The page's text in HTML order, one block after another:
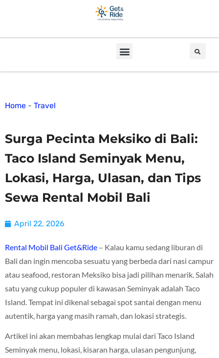
Home - Travel
Surga Pecinta Meksiko di Bali:
Taco Island Seminyak Menu,
Lokasi, Harga, Ulasan, dan Tips
Sewa Rental Mobil Bali
April 22, 2026
Rental Mobil Bali Get&Ride – Kalau kamu sedang liburan di
Bali dan ingin mencoba sesuatu yang berbeda dari nasi campur
atau seafood, restoran Meksiko bisa jadi pilihan menarik. Salah
satu yang cukup populer di kawasan Seminyak adalah Taco
Island. Tempat ini dikenal sebagai spot santai dengan menu
autentik, harga yang masih ramah, dan lokasi strategis.
Artikel ini akan membahas lengkap mulai dari Taco Island
Seminyak menu, lokasi, kisaran harga, ulasan pengunjung,